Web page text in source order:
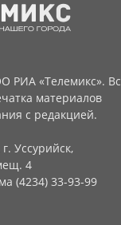
РИА «Телемикс».
материалов
с редакцией.
Уссурийск,
4
(4234) 33-93-99